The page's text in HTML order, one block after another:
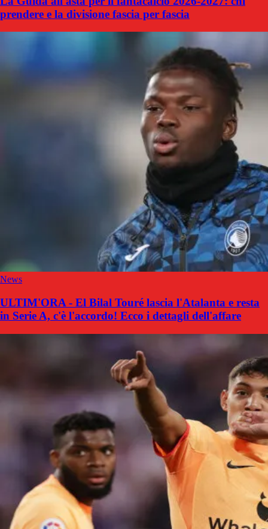
prendere e la divisione fascia per fascia
News
ULTIM'ORA - El Bilal Touré lascia l'Atalanta e resta
in Serie A, c'è l'accordo! Ecco i dettagli dell'affare